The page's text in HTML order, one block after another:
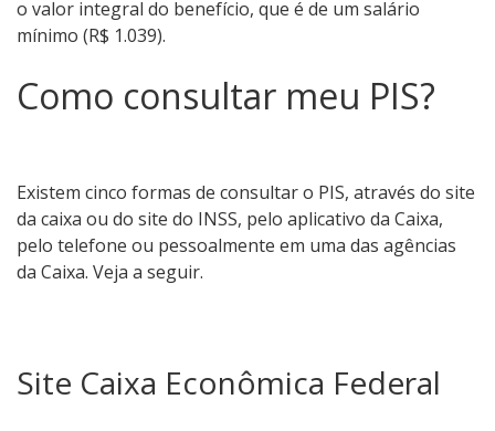
o valor integral do benefício, que é de um salário
mínimo (R$ 1.039).
Como consultar meu PIS?
Existem cinco formas de consultar o PIS, através do site
da caixa ou do site do INSS, pelo aplicativo da Caixa,
pelo telefone ou pessoalmente em uma das agências
da Caixa. Veja a seguir.
Site Caixa Econômica Federal